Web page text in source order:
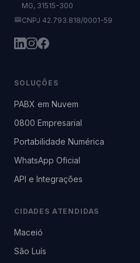
MG, 31515-300
CNPJ 42.793.818/0001-59
SOLUÇÕES
PABX em Nuvem
0800 Empresarial
Portabilidade Numérica
WhatsApp Oficial
API e Integrações
CIDADES ATENDIDAS
Maceió
São Luís